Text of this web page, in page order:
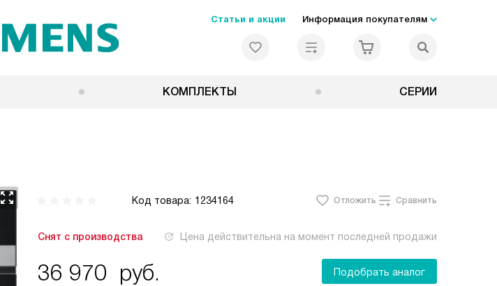
Статьи и акции Информация покупателям
КОМПЛЕКТЫ СЕРИИ
Код товара: 1234164 Отложить Сравнить
Снят с производства Цена действительна на момент последней продажи
36 970 руб. Подобрать аналог